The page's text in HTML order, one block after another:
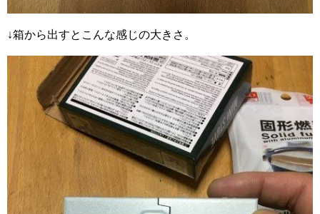
↓箱から出すとこんな感じの大きさ。